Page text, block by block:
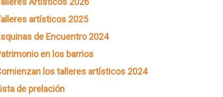
artísticos 2025
de Encuentro 2024
en los barrios
los talleres artísticos 2024
de prelación